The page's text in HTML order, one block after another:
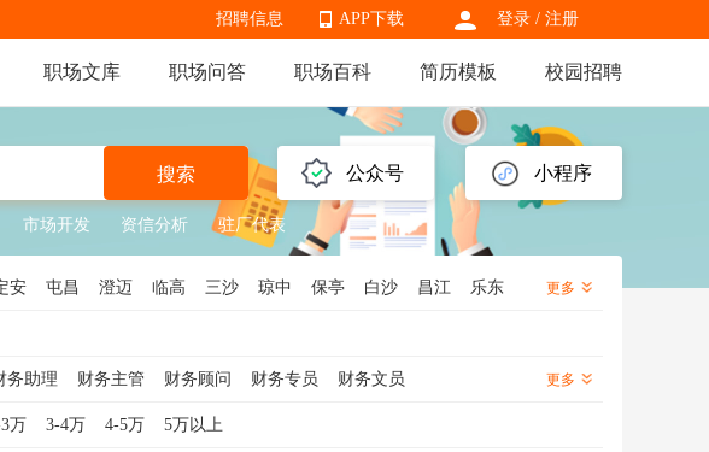
登录 / 注册
APP下载
APP下载
招聘信息
职场文库 职场问答 职场百科 简历模板 校园招聘
公众号 小程序
搜索
市场开发 资信分析 驻厂代表
安 屯昌 澄迈 临高 三沙 琼中 保亭 白沙 昌江
乐东
更多
务助理 财务主管 财务顾问 财务专员
财务文员
更多
万 3-4万 4-5万 5万以上